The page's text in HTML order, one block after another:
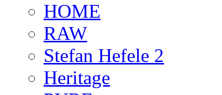
HOME
RAW
Stefan Hefele 2
Heritage